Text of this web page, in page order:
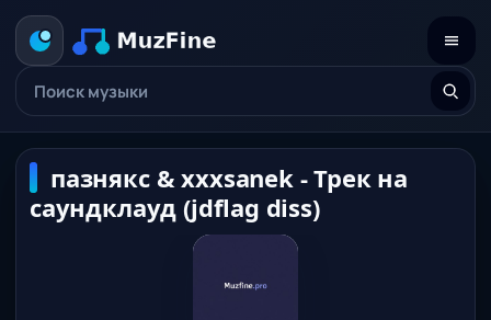
пазнякс & xxxsanek - Трек на
саундклауд (jdflag diss)